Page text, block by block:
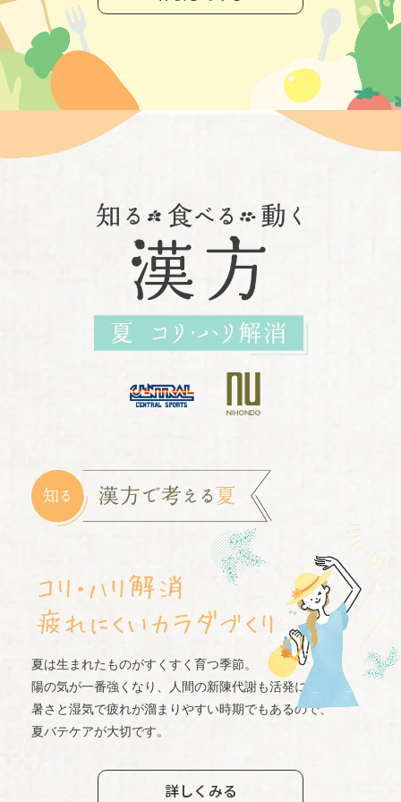
夏は生まれたものがすくすく育つ季節。
陽の気が一番強くなり、人間の新陳代謝も活発に。
暑さと湿気で疲れが溜まりやすい時期でもあるので、
夏バテケアが大切です。
詳しくみる